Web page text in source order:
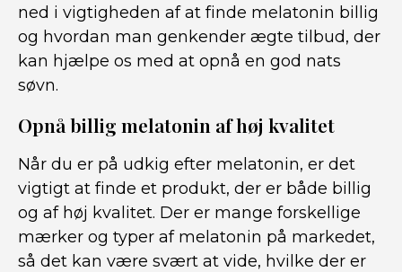
ned i vigtigheden af at finde melatonin billig
og hvordan man genkender ægte tilbud, der
kan hjælpe os med at opnå en god nats
søvn.
Opnå billig melatonin af høj kvalitet
Når du er på udkig efter melatonin, er det
vigtigt at finde et produkt, der er både billig
og af høj kvalitet. Der er mange forskellige
mærker og typer af melatonin på markedet,
så det kan være svært at vide, hvilke der er